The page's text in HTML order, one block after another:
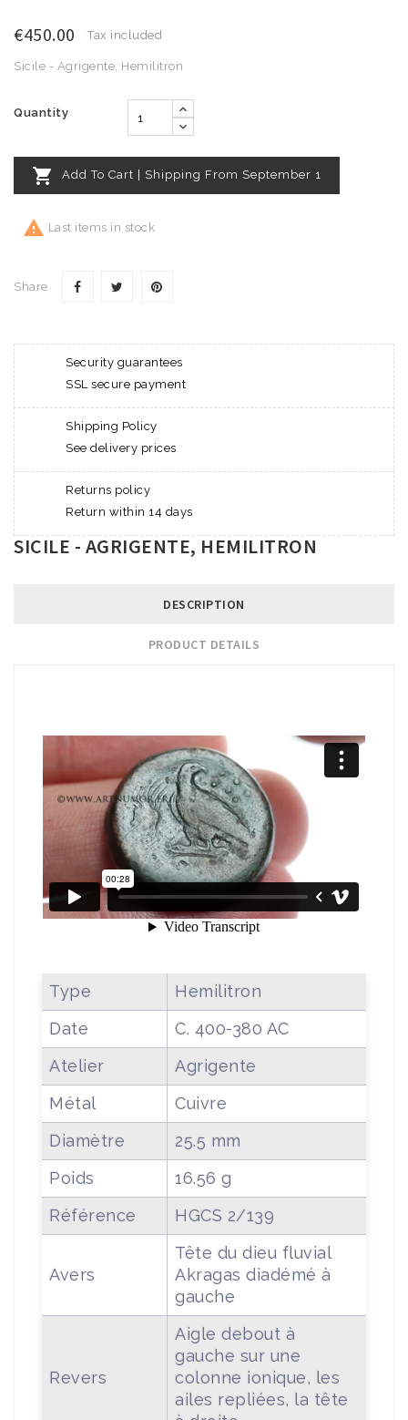
€450.00 Tax included
Sicile - Agrigente, Hemilitron
Quantity
 Add To Cart | Shipping From September 1
 Last items in stock
Share
Security guarantees
SSL secure payment
Shipping Policy
See delivery prices
Returns policy
Return within 14 days
SICILE - AGRIGENTE, HEMILITRON
DESCRIPTION
PRODUCT DETAILS
Type
Hemilitron
Date
C. 400-380 AC
Atelier
Agrigente
Métal
Cuivre
Diamètre
25.5 mm
Poids
16.56 g
Référence
HGCS 2/139
Avers
Tête du dieu fluvial
Akragas diadémé à
gauche
Revers
Aigle debout à
gauche sur une
colonne ionique, les
ailes repliées, la tête